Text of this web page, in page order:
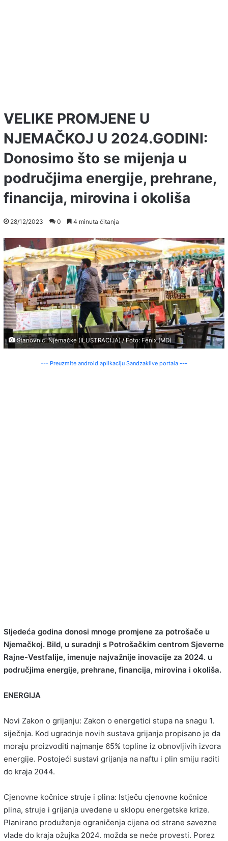
VELIKE PROMJENE U
NJEMAČKOJ U 2024.GODINI:
Donosimo što se mijenja u
područjima energije, prehrane,
financija, mirovina i okoliša
28/12/2023 0 4 minuta čitanja
Stanovnici Njemačke (ILUSTRACIJA) / Foto: Fenix (MD)
--- Preuzmite android aplikaciju Sandzaklive portala ---
Sljedeća godina donosi mnoge promjene za potrošače u
Njemačkoj. Bild, u suradnji s Potrošačkim centrom Sjeverne
Rajne-Vestfalije, imenuje najvažnije inovacije za 2024. u
područjima energije, prehrane, financija, mirovina i okoliša.
ENERGIJA
Novi Zakon o grijanju: Zakon o energetici stupa na snagu 1.
siječnja. Kod ugradnje novih sustava grijanja propisano je da
moraju proizvoditi najmanje 65% topline iz obnovljivih izvora
energije. Postojeći sustavi grijanja na naftu i plin smiju raditi
do kraja 2044.
Cjenovne kočnice struje i plina: Istječu cjenovne kočnice
plina, struje i grijanja uvedene u sklopu energetske krize.
Planirano produženje ograničenja cijena od strane savezne
vlade do kraja ožujka 2024. možda se neće provesti. Porez